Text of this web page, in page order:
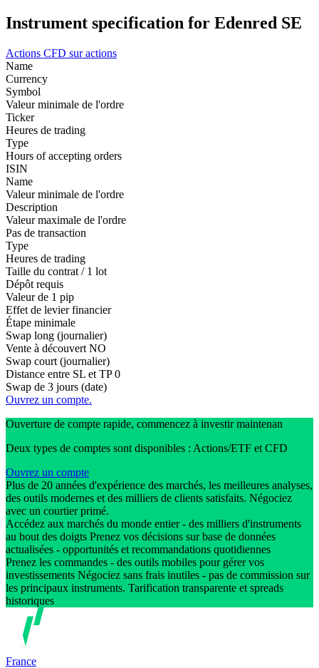
Instrument specification for Edenred SE
Actions CFD sur actions
Name
Currency
Symbol
Valeur minimale de l'ordre
Ticker
Heures de trading
Type
Hours of accepting orders
ISIN
Name
Valeur minimale de l'ordre
Description
Valeur maximale de l'ordre
Pas de transaction
Type
Heures de trading
Taille du contrat / 1 lot
Dépôt requis
Valeur de 1 pip
Effet de levier financier
Étape minimale
Swap long (journalier)
Vente à découvert NO
Swap court (journalier)
Distance entre SL et TP 0
Swap de 3 jours (date)
Ouvrez un compte.
Ouverture de compte rapide, commencez à investir maintenan
Deux types de comptes sont disponibles : Actions/ETF et CFD
Ouvrez un compte
Plus de 20 années d'expérience des marchés, les meilleures analyses,
des outils modernes et des milliers de clients satisfaits. Négociez
avec un courtier primé.
Accédez aux marchés du monde entier - des milliers d'instruments
au bout des doigts Prenez vos décisions sur base de données
actualisées - opportunités et recommandations quotidiennes
Prenez les commandes - des outils mobiles pour gérer vos
investissements Négociez sans frais inutiles - pas de commission sur
les principaux instruments. Tarification transparente et spreads
historiques
France